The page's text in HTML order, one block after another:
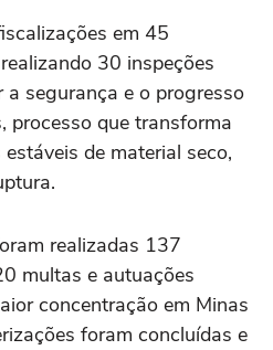
em 45
30 inspeções
a segurança e o progresso
processo que transforma
de material seco,
realizadas 137
multas e autuações
concentração em Minas
foram concluídas e